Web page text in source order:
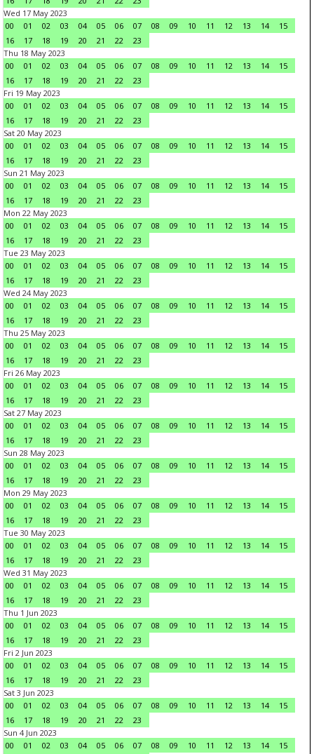
Wed 17 May 2023
00
01 02 03 04 05 06 07 08 09 10 11 12 13 14
15
16
17 18 19 20 21 22
23
Thu 18 May 2023
00
01 02 03 04 05 06 07 08 09 10 11 12 13 14
15
16
17 18 19 20 21 22
23
Fri 19 May 2023
00
01 02 03 04 05 06 07 08 09 10 11 12 13 14
15
16
17 18 19 20 21 22
23
Sat 20 May 2023
00
01 02 03 04 05 06 07 08 09 10 11 12 13 14
15
16
17 18 19 20 21 22
23
Sun 21 May 2023
00
01 02 03 04 05 06 07 08 09 10 11 12 13 14
15
16
17 18 19 20 21 22
23
Mon 22 May 2023
00
01 02 03 04 05 06 07 08 09 10 11 12 13 14
15
16
17 18 19 20 21 22
23
Tue 23 May 2023
00
01 02 03 04 05 06 07 08 09 10 11 12 13 14
15
16
17 18 19 20 21 22
23
Wed 24 May 2023
00
01 02 03 04 05 06 07 08 09 10 11 12 13 14
15
16
17 18 19 20 21 22
23
Thu 25 May 2023
00
01 02 03 04 05 06 07 08 09 10 11 12 13 14
15
16
17 18 19 20 21 22
23
Fri 26 May 2023
00
01 02 03 04 05 06 07 08 09 10 11 12 13 14
15
16
17 18 19 20 21 22
23
Sat 27 May 2023
00
01 02 03 04 05 06 07 08 09 10 11 12 13 14
15
16
17 18 19 20 21 22
23
Sun 28 May 2023
00
01 02 03 04 05 06 07 08 09 10 11 12 13 14
15
16
17 18 19 20 21 22
23
Mon 29 May 2023
00
01 02 03 04 05 06 07 08 09 10 11 12 13 14
15
16
17 18 19 20 21 22
23
Tue 30 May 2023
00
01 02 03 04 05 06 07 08 09 10 11 12 13 14
15
16
17 18 19 20 21 22
23
Wed 31 May 2023
00
01 02 03 04 05 06 07 08 09 10 11 12 13 14
15
16
17 18 19 20 21 22
23
Thu 1 Jun 2023
00
01 02 03 04 05 06 07 08 09 10 11 12 13 14
15
16
17 18 19 20 21 22
23
Fri 2 Jun 2023
00
01 02 03 04 05 06 07 08 09 10 11 12 13 14
15
16
17 18 19 20 21 22
23
Sat 3 Jun 2023
00
01 02 03 04 05 06 07 08 09 10 11 12 13 14
15
16
17 18 19 20 21 22
23
Sun 4 Jun 2023
00
01 02 03 04 05 06 07 08 09 10 11 12 13 14
15